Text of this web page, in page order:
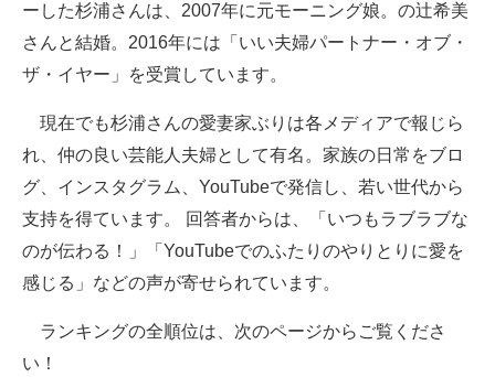
ーした杉浦さんは、2007年に元モーニング娘。の辻希美
さんと結婚。2016年には「いい夫婦パートナー・オブ・
ザ・イヤー」を受賞しています。
現在でも杉浦さんの愛妻家ぶりは各メディアで報じら
れ、仲の良い芸能人夫婦として有名。家族の日常をブロ
グ、インスタグラム、YouTubeで発信し、若い世代から
支持を得ています。 回答者からは、「いつもラブラブな
のが伝わる！」「YouTubeでのふたりのやりとりに愛を
感じる」などの声が寄せられています。
ランキングの全順位は、次のページからご覧くださ
い！